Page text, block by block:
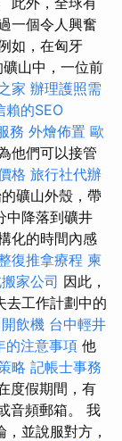
一個令人興奮
如，在匈牙
山中，一位前
家 辦理護照需
賴的SEO
務 外燴佈置 歐
他們可以接管
格 旅行社代辦
礦山外殼，帶
中降落到礦井
化的時間內感
復推拿療程 柬
家公司 因此，
去工作計劃中的
開飲機 台中輕井
的注意事項 他
略 記帳士事務
度假期間，有
音頻郵箱。 我
並說服對方，